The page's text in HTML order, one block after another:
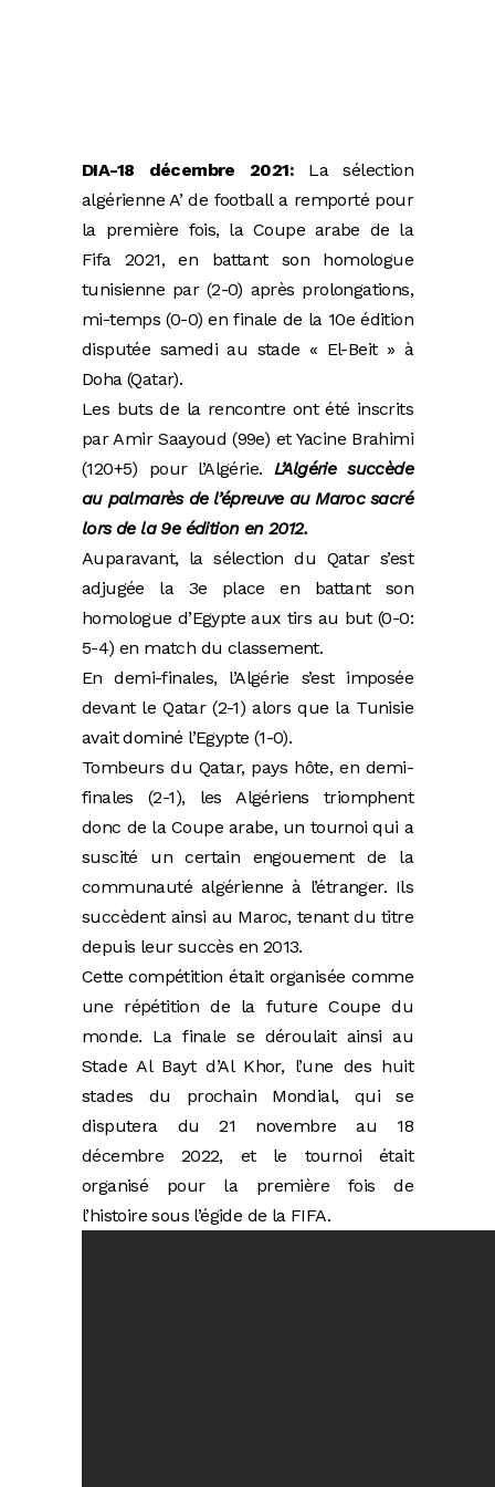
DIA-18 décembre 2021: La sélection
algérienne A’ de football a remporté pour
la première fois, la Coupe arabe de la
Fifa 2021, en battant son homologue
tunisienne par (2-0) après prolongations,
mi-temps (0-0) en finale de la 10e édition
disputée samedi au stade « El-Beit » à
Doha (Qatar).
Les buts de la rencontre ont été inscrits
par Amir Saayoud (99e) et Yacine Brahimi
(120+5) pour l’Algérie. L’Algérie succède
au palmarès de l’épreuve au Maroc sacré
lors de la 9e édition en 2012.
Auparavant, la sélection du Qatar s’est
adjugée la 3e place en battant son
homologue d’Egypte aux tirs au but (0-0:
5-4) en match du classement.
En demi-finales, l’Algérie s’est imposée
devant le Qatar (2-1) alors que la Tunisie
avait dominé l’Egypte (1-0).
Tombeurs du Qatar, pays hôte, en demi-
finales (2-1), les Algériens triomphent
donc de la Coupe arabe, un tournoi qui a
suscité un certain engouement de la
communauté algérienne à l’étranger. Ils
succèdent ainsi au Maroc, tenant du titre
depuis leur succès en 2013.
Cette compétition était organisée comme
une répétition de la future Coupe du
monde. La finale se déroulait ainsi au
Stade Al Bayt d’Al Khor, l’une des huit
stades du prochain Mondial, qui se
disputera du 21 novembre au 18
décembre 2022, et le tournoi était
organisé pour la première fois de
l’histoire sous l’égide de la FIFA.